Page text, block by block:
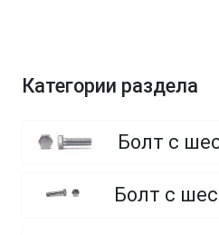
Категории раздела